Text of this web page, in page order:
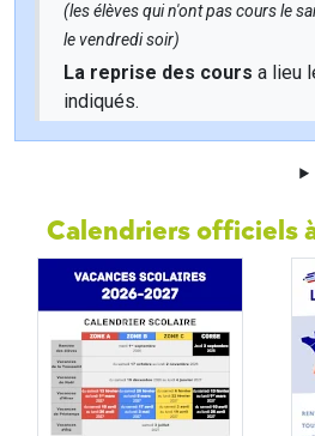
(les élèves qui n'ont pas cours le
le vendredi soir)
La reprise des cours a lieu
indiqués.
Calendriers officiels